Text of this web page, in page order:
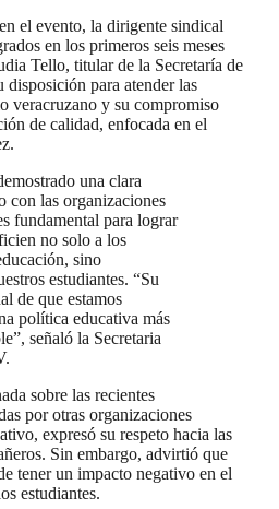
el evento, la dirigente sindical
en los primeros seis meses
Tello, titular de la Secretaría de
disposición para atender las
veracruzano y su compromiso
de calidad, enfocada en el
una clara
con las organizaciones
fundamental para lograr
no solo a los
sino
estudiantes. “Su
de que estamos
política educativa más
señaló la Secretaria
sobre las recientes
por otras organizaciones
expresó su respeto hacia las
Sin embargo, advirtió que
tener un impacto negativo en el
estudiantes.